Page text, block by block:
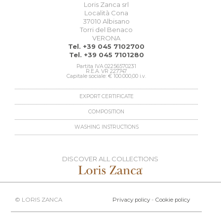
Loris Zanca srl
Località Cona
37010 Albisano
Torri del Benaco
VERONA
Tel. +39 045 7102700
Tel. +39 045 7101280
Partita IVA 02256570231
R.E.A. VR 227747
Capitale sociale: € 100.000,00 i.v.
EXPORT CERTIFICATE
COMPOSITION
WASHING INSTRUCTIONS
DISCOVER ALL COLLECTIONS
© LORIS ZANCA Privacy policy - Cookie policy